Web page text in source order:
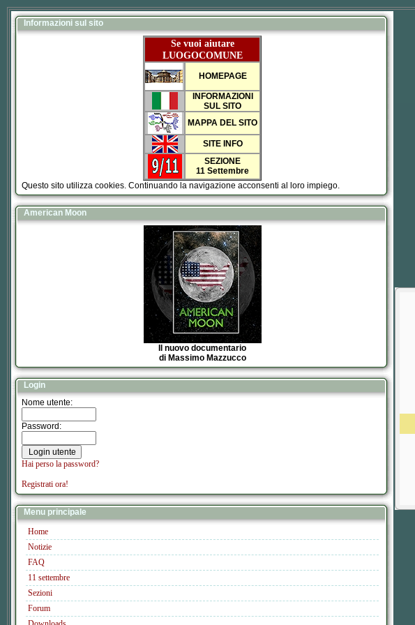
Informazioni sul sito
Se vuoi aiutare
LUOGOCOMUNE
HOMEPAGE
INFORMAZIONI
SUL SITO
MAPPA DEL SITO
SITE INFO
SEZIONE
11 Settembre
Questo sito utilizza cookies. Continuando la navigazione acconsenti al loro impiego.
American Moon
Il nuovo documentario
di Massimo Mazzucco
Login
Nome utente:
Password:
Hai perso la password?
Registrati ora!
Menu principale
Home
Notizie
FAQ
11 settembre
Sezioni
Forum